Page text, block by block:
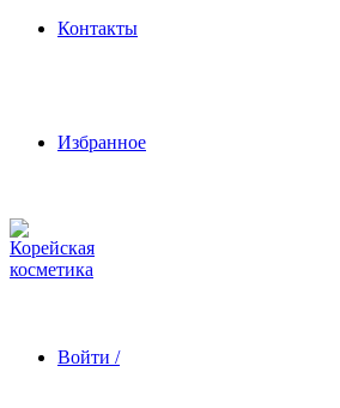
Контакты
Избранное
Войти /